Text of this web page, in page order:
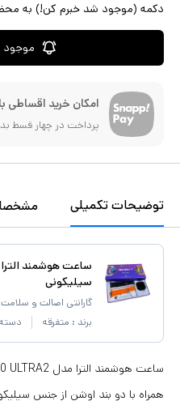
دکمه (موجود شد خبرم کن!) به
موجود
امکان خرید اقساطی
پرداخت در چهار قسط
توضیحات تکمیلی
سیلیکونی
گارانتی اصالت و سلامت
برند : متفرقه
همراه با دو بند اوشن از جنس